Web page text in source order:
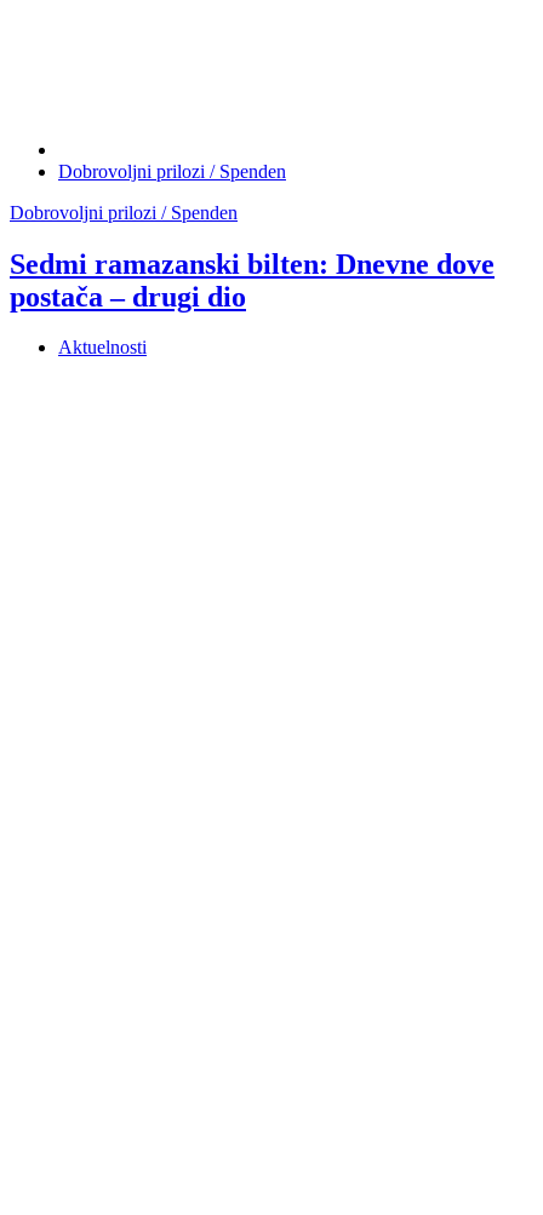
Dobrovoljni prilozi / Spenden
Dobrovoljni prilozi / Spenden
Sedmi ramazanski bilten: Dnevne dove
postača – drugi dio
Aktuelnosti